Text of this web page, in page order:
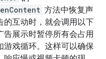
方法中恢复声
的互动时，就会调用以下
告展示时暂停所有会占用
游戏循环。这样可以确保